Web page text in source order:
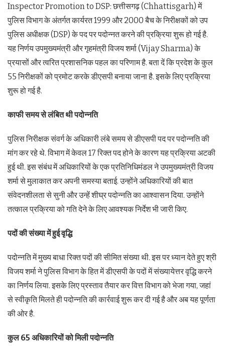
Inspector Promotion to DSP: छत्तीसगढ़ (Chhattisgarh) में
पुलिस विभाग के अंतर्गत कार्यरत 1999 और 2000 बैच के निरीक्षकों को उप
पुलिस अधीक्षक (DSP) के पद पर पदोन्नत करने की प्रक्रिया शुरू हो गई है.
यह निर्णय उपमुख्यमंत्री और गृहमंत्री विजय शर्मा (Vijay Sharma) के
प्रयासों और त्वरित प्रशासनिक पहल का परिणाम है. बता दें कि प्रदेश के कुल
55 निरीक्षकों को प्रमोट करके डीएसपी बनाया जाना है. इसके लिए प्रक्रिया
शुरू हो गई है.
काफी समय से लंबित थी पदोन्नति
पुलिस निरीक्षक संवर्ग के अधिकारी लंबे समय से डीएसपी पद पर पदोन्नति की
मांग कर रहे थे. विभाग में केवल 17 रिक्त पद होने के कारण यह प्रक्रिया अटकी
हुई थी. इस संबंध में अधिकारियों के एक प्रतिनिधिमंडल ने उपमुख्यमंत्री विजय
शर्मा से मुलाकात कर अपनी समस्या बताई. उन्होंने अधिकारियों की बात
संवेदनशीलता से सुनी और उन्हें शीघ्र पदोन्नति का आश्वासन दिया. उन्होंने
तत्काल प्रक्रिया को गति देने के लिए आवश्यक निर्देश भी जारी किए.
पदों की संख्या में हुई वृद्धि
पदोन्नति में मुख्य बाधा रिक्त पदों की सीमित संख्या थी. इस पर ध्यान देते हुए श्री
विजय शर्मा ने पुलिस विभाग के हित में डीएसपी के पदों में संख्यायेत्तर वृद्धि करने
का निर्णय लिया. इसके लिए प्रस्ताव तैयार कर वित्त विभाग को भेजा गया, जहां
से स्वीकृति मिलते ही पदोन्नति की कार्रवाई शुरू कर दी गई है और अब यह पूर्णता
की ओर है.
कुल 65 अधिकारियों को मिली पदोन्नति